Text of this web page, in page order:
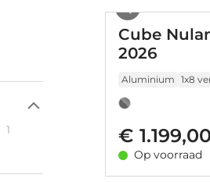
1
Cube
2026
Aluminium 1x8
€ 1.199,00
Op voorraad